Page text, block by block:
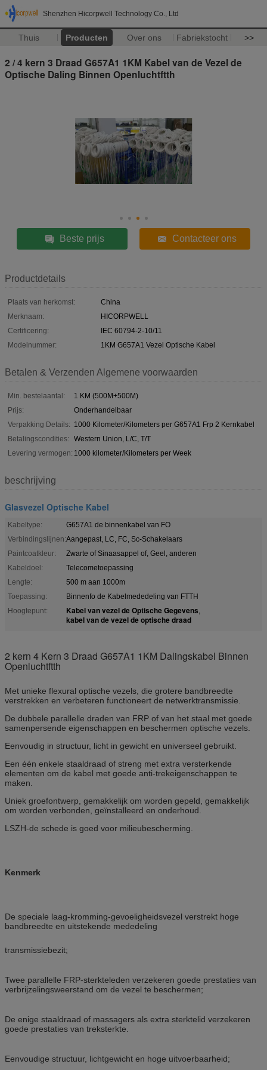
Shenzhen Hicorpwell Technology Co., Ltd
Thuis Producten Over ons Fabriekstocht >>
2 / 4 kern 3 Draad G657A1 1KM Kabel van de Vezel de
Optische Daling Binnen Openluchtftth
Beste prijs Contacteer ons
Productdetails
Plaats van herkomst:
China
Merknaam:
HICORPWELL
Certificering:
IEC 60794-2-10/11
Modelnummer:
1KM G657A1 Vezel Optische Kabel
Betalen & Verzenden Algemene voorwaarden
Min. bestelaantal:
1 KM (500M+500M)
Prijs:
Onderhandelbaar
Verpakking Details: 1000 Kilometer/Kilometers per G657A1 Frp 2 Kernkabel
Betalingscondities:
Western Union, L/C, T/T
Levering vermogen: 1000 kilometer/Kilometers per Week
beschrijving
Glasvezel Optische Kabel
Kabeltype:
G657A1 de binnenkabel van FO
Verbindingslijnen:Aangepast, LC, FC, Sc-Schakelaars
Paintcoatkleur:
Zwarte of Sinaasappel of, Geel, anderen
Kabeldoel:
Telecometoepassing
Lengte:
500 m aan 1000m
Toepassing:
Binnenfo de Kabelmededeling van FTTH
Hoogtepunt:
Kabel van vezel de Optische Gegevens,
kabel van de vezel de optische draad
2 kern 4 Kern 3 Draad G657A1 1KM Dalingskabel Binnen
Openluchtftth
Met unieke flexural optische vezels, die grotere bandbreedte
verstrekken en verbeteren functioneert de netwerktransmissie.
De dubbele parallelle draden van FRP of van het staal met goede
samenpersende eigenschappen en beschermen optische vezels.
Eenvoudig in structuur, licht in gewicht en universeel gebruikt.
Een één enkele staaldraad of streng met extra versterkende
elementen om de kabel met goede anti-trekeigenschappen te
maken.
Uniek groefontwerp, gemakkelijk om worden gepeld, gemakkelijk
om worden verbonden, geïnstalleerd en onderhoud.
LSZH-de schede is goed voor milieubescherming.
Kenmerk
De speciale laag-kromming-gevoeligheidsvezel verstrekt hoge
bandbreedte en uitstekende mededeling
transmissiebezit;
Twee parallelle FRP-sterkteleden verzekeren goede prestaties van
verbrijzelingsweerstand om de vezel te beschermen;
De enige staaldraad of massagers als extra sterktelid verzekeren
goede prestaties van treksterkte.
Eenvoudige structuur, lichtgewicht en hoge uitvoerbaarheid;